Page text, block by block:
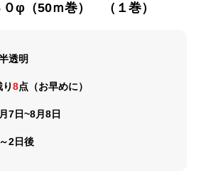
φ（50ｍ巻） （１巻）
透明
り8点（お早めに）
7日~8月8日
2日後